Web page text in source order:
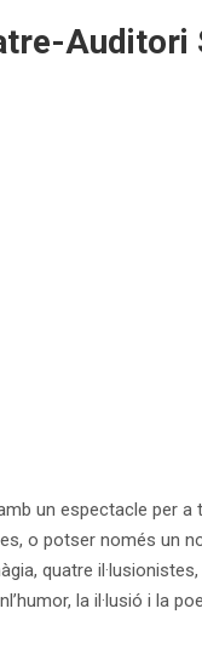
Auditori
un espectacle per
o potser només un
quatre
la il·lusió i la